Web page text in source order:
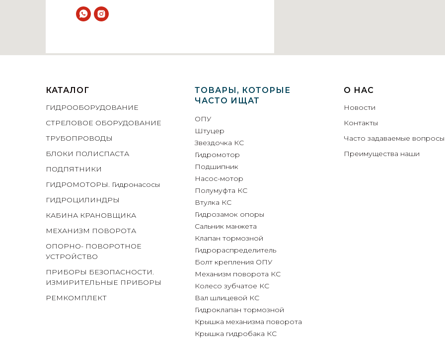
КАТАЛОГ
ГИДРООБОРУДОВАНИЕ
СТРЕЛОВОЕ ОБОРУДОВАНИЕ
ТРУБОПРОВОДЫ
БЛОКИ ПОЛИСПАСТА
ПОДПЯТНИКИ
ГИДРОМОТОРЫ. Гидронасосы
ГИДРОЦИЛИНДРЫ
КАБИНА КРАНОВЩИКА
МЕХАНИЗМ ПОВОРОТА
ОПОРНО- ПОВОРОТНОЕ
УСТРОЙСТВО
ПРИБОРЫ БЕЗОПАСНОСТИ.
ИЗМИРИТЕЛЬНЫЕ ПРИБОРЫ
РЕМКОМПЛЕКТ
ТОВАРЫ, КОТОРЫЕ
ЧАСТО ИЩАТ
ОПУ
Штуцер
Звездочка КС
Гидромотор
Подшипник
Насос-мотор
Полумуфта КС
Втулка КС
Гидрозамок опоры
Сальник манжета
Клапан тормозной
Гидрораспределитель
Болт крепления ОПУ
Механизм поворота КС
Колесо зубчатое КС
Вал шлицевой КС
Гидроклапан тормозной
Крышка механизма поворота
Крышка гидробака КС
О НАС
Новости
Контакты
Часто задаваемые вопросы
Преимущества наши